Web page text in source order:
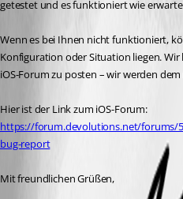
getestet und es funktioniert wie
Wenn es bei Ihnen nicht funktioniert,
Konfiguration oder Situation liegen. Wir
iOS-Forum zu posten – wir werden
Hier ist der Link zum iOS-Forum:
https://forum.devolutions.net/forums/
bug-report
Mit freundlichen Grüßen,